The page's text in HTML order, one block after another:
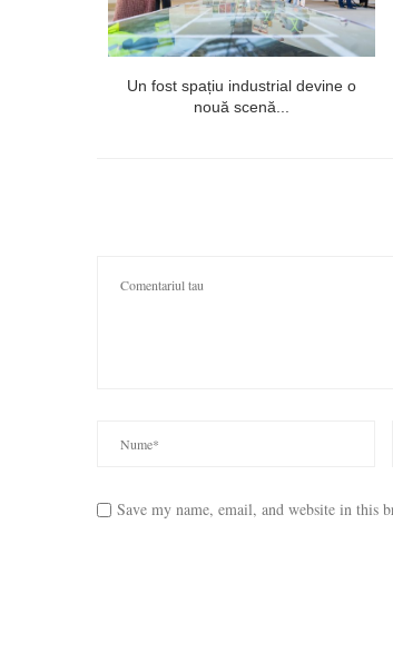
Un fost spațiu industrial devine o
nouă scenă...
Save my name, email, and website in this